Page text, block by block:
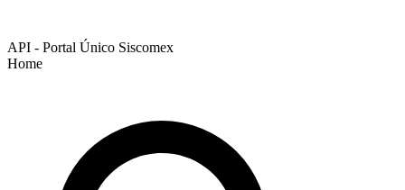
API - Portal Único Siscomex
Home